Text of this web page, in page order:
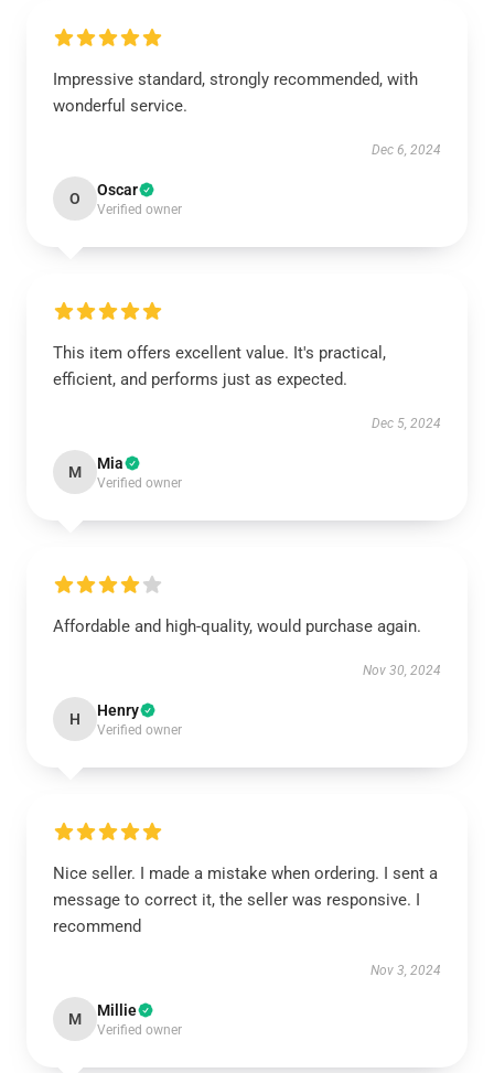
Impressive standard, strongly recommended, with
wonderful service.
Dec 6, 2024
O Oscar
Verified owner
This item offers excellent value. It's practical,
efficient, and performs just as expected.
Dec 5, 2024
M Mia
Verified owner
Affordable and high-quality, would purchase again.
Nov 30, 2024
H Henry
Verified owner
Nice seller. I made a mistake when ordering. I sent a
message to correct it, the seller was responsive. I
recommend
Nov 3, 2024
M Millie
Verified owner